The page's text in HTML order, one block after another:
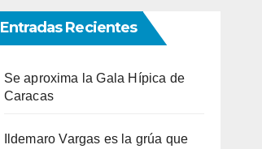
Entradas Recientes
Se aproxima la Gala Hípica de
Caracas
Ildemaro Vargas es la grúa que